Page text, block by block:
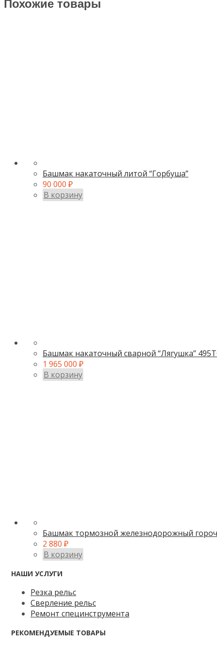
Похожие товары
Башмак накаточный литой “Горбуша”
90 000 ₽
В корзину
Башмак накаточный сварной “Лягушка”
1 965 000 ₽
В корзину
Башмак тормозной железнодорожный
2 880 ₽
В корзину
НАШИ УСЛУГИ
Резка рельс
Сверление рельс
Ремонт специнструмента
РЕКОМЕНДУЕМЫЕ ТОВАРЫ